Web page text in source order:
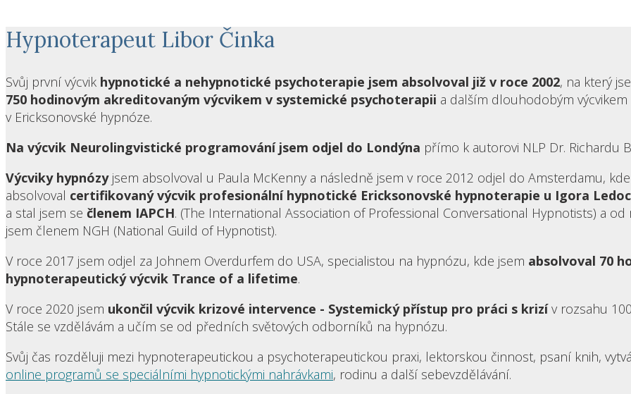
Hypnoterapeut Libor Činka
Svůj první výcvik hypnotické a nehypnotické psychoterapie jsem absolvoval již v roce 2002, na který
750 hodinovým akreditovaným výcvikem v systemické psychoterapii a dalším dlouhodobým výcvikem
v Ericksonovské hypnóze.
Na výcvik Neurolingvistické programování jsem odjel do Londýna přímo k autorovi NLP Dr. Richardu
Výcviky hypnózyjsem absolvoval u Paula McKenny a následně jsem v roce 2012 odjel do Amsterdamu,
absolvoval certifikovaný výcvik profesionální hypnotické Ericksonovské hypnoterapie u Igora
a stal jsem se členem IAPCH. (The International Association of Professional Conversational Hypnotists) a od
jsem členem NGH (National Guild of Hypnotist).
V roce 2017 jsem odjel za Johnem Overdurfem do USA, specialistou na hypnózu, kde jsem absolvoval 70
hypnoterapeutický výcvik Trance of a lifetime.
V roce 2020 jsem ukončil výcvik krizové intervence - Systemický přístup pro práci s krizív rozsahu
Stále se vzdělávám a učím se od předních světových odborníků na hypnózu.
Svůj čas rozděluji mezi hypnoterapeutickou a psychoterapeutickou praxi, lektorskou činnost, psaní knih,
online programů se speciálními hypnotickými nahrávkami, rodinu a další sebevzdělávání.